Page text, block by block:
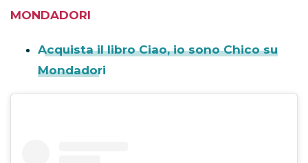
MONDADORI
Acquista il libro Ciao, io sono Chico su
Mondadori